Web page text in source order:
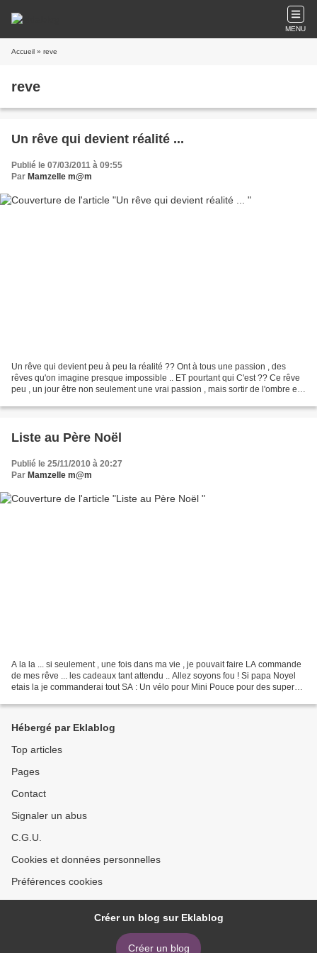
MENU
Accueil » reve
reve
Un rêve qui devient réalité ...
Publié le 07/03/2011 à 09:55
Par Mamzelle m@m
Un rêve qui devient peu à peu la réalité ?? Ont à tous une passion , des
rêves qu'on imagine presque impossible .. ET pourtant qui C'est ?? Ce rêve
peu , un jour être non seulement une vrai passion , mais sortir de l'ombre et
Liste au Père Noël
Publié le 25/11/2010 à 20:27
Par Mamzelle m@m
A la la ... si seulement , une fois dans ma vie , je pouvait faire LA commande
de mes rêve ... les cadeaux tant attendu .. Allez soyons fou ! Si papa Noyel
etais la je commanderai tout SA : Un vélo pour Mini Pouce pour des super
Hébergé par Eklablog
Top articles
Pages
Contact
Signaler un abus
C.G.U.
Cookies et données personnelles
Préférences cookies
Créer un blog sur Eklablog
Créer un blog